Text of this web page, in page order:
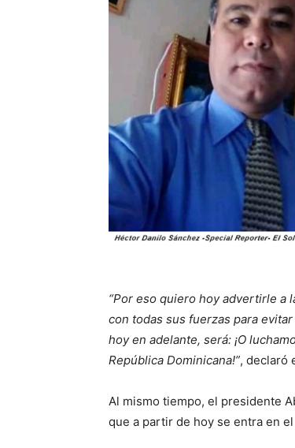
“Por eso quiero hoy advertirle a
con todas sus fuerzas para
hoy en adelante, será: ¡O
República Dominicana!”, declaró
Al mismo tiempo, el presidente
que a partir de hoy se entra en